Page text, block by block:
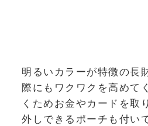
明るいカラーが特徴の長
際にもワクワクを高めて
くためお金やカードを取
外しできるポーチも付い